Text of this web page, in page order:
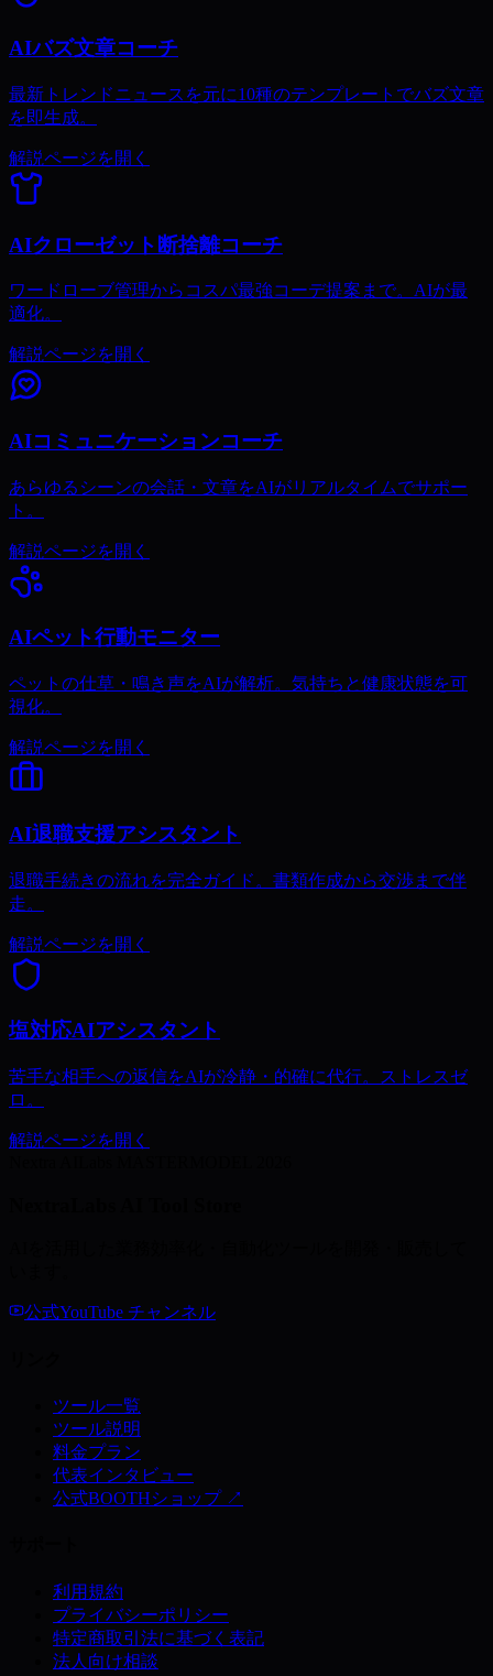
AIバズ文章コーチ
最新トレンドニュースを元に10種のテンプレートでバズ文章
を即生成。
解説ページを開く
AIクローゼット断捨離コーチ
ワードローブ管理からコスパ最強コーデ提案まで。AIが最
適化。
解説ページを開く
AIコミュニケーションコーチ
あらゆるシーンの会話・文章をAIがリアルタイムでサポー
ト。
解説ページを開く
AIペット行動モニター
ペットの仕草・鳴き声をAIが解析。気持ちと健康状態を可
視化。
解説ページを開く
AI退職支援アシスタント
退職手続きの流れを完全ガイド。書類作成から交渉まで伴
走。
解説ページを開く
塩対応AIアシスタント
苦手な相手への返信をAIが冷静・的確に代行。ストレスゼ
ロ。
解説ページを開く
公式YouTube チャンネル
ツール一覧
ツール説明
料金プラン
代表インタビュー
公式BOOTHショップ ↗
利用規約
プライバシーポリシー
特定商取引法に基づく表記
法人向け相談